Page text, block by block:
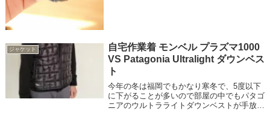
ジャケット
自宅作業着 モンベル プラズマ1000
VS Patagonia Ultralight ダウンベス
ト
今年の冬は福岡でもかなり寒冬で、5度以下
に下がることが多いので部屋の中でもパタゴ
ニアのウルトラライトダウンベストが手放せ